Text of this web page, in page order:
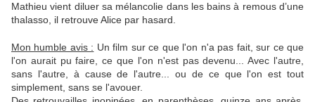
Mathieu vient diluer sa mélancolie dans les bains à remous d’une
thalasso, il retrouve Alice par hasard.
Mon humble avis : Un film sur ce que l'on n'a pas fait, sur ce que
l'on aurait pu faire, ce que l'on n'est pas devenu... Avec l'autre,
sans l'autre, à cause de l'autre... ou de ce que l'on est tout
simplement, sans se l'avouer.